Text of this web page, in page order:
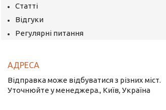
Статті
Відгуки
Регулярні питання
Відправка може відбуватися з різних міст.
Уточнюйте у менеджера., Київ, Україна